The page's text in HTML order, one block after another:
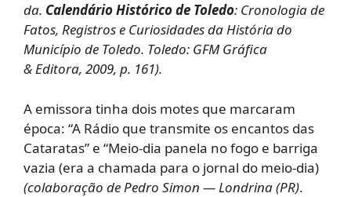
da. Calendário Histórico de Toledo: Cronologia de
Fatos, Registros e Curiosidades da História do
Município de Toledo. Toledo: GFM Gráfica
& Editora, 2009, p. 161).
A emissora tinha dois motes que marcaram
época: “A Rádio que transmite os encantos das
Cataratas” e “Meio-dia panela no fogo e barriga
vazia (era a chamada para o jornal do meio-dia)
(colaboração de Pedro Simon — Londrina (PR).